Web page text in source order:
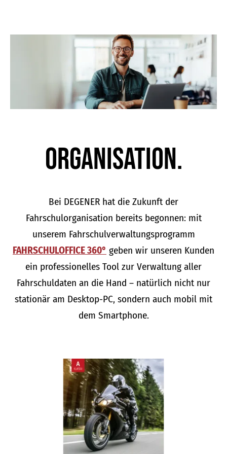
Organisation.
Bei DEGENER hat die Zukunft der
Fahrschulorganisation bereits begonnen: mit
unserem Fahrschulverwaltungsprogramm
FAHRSCHULOFFICE 360° geben wir unseren Kunden
ein professionelles Tool zur Verwaltung aller
Fahrschuldaten an die Hand – natürlich nicht nur
stationär am Desktop-PC, sondern auch mobil mit
dem Smartphone.